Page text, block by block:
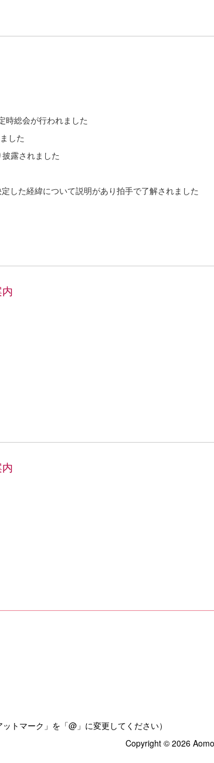
時総会が行われました
した
露されました
した経緯について説明があり拍手で了解されました
トマーク」を「@」に変更してください）
Copyright © 2026